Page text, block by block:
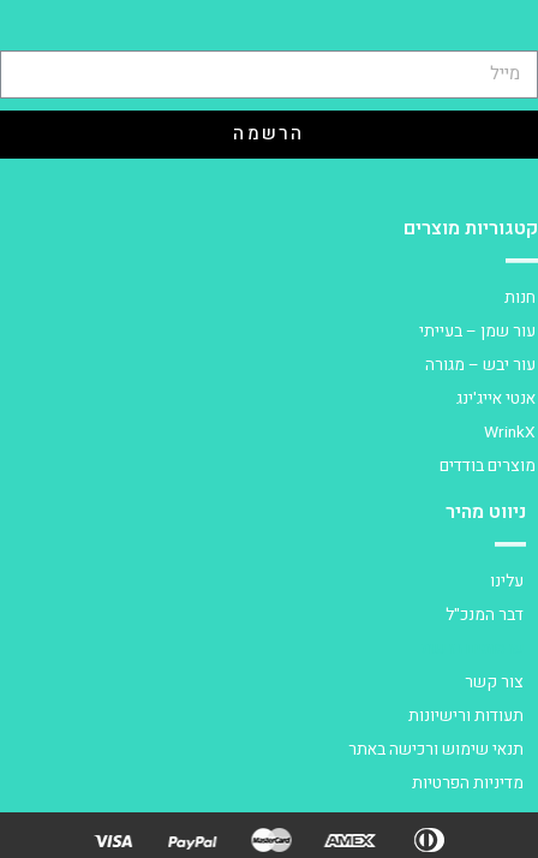
הרשמה
מוצרים
שמן – בעייתי
יבש – מגורה
אייג'ינג
בודדים
ניווט מהיר
עלינו
דבר המנכ"ל
צור קשר
תעודות ורישיונות
תנאי שימוש ורכישה באתר
מדיניות הפרטיות